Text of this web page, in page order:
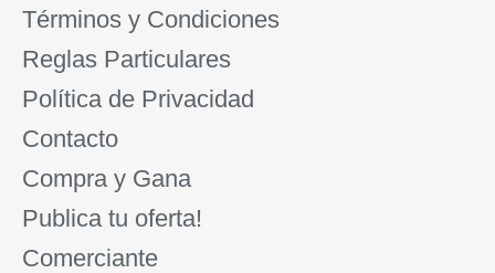
Términos y Condiciones
Reglas Particulares
Política de Privacidad
Contacto
Compra y Gana
Publica tu oferta!
Comerciante